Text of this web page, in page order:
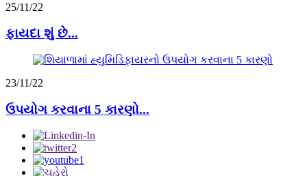
25/11/22
ફાયદા શું છે...
23/11/22
ઉપયોગ કરવાના 5 કારણો...